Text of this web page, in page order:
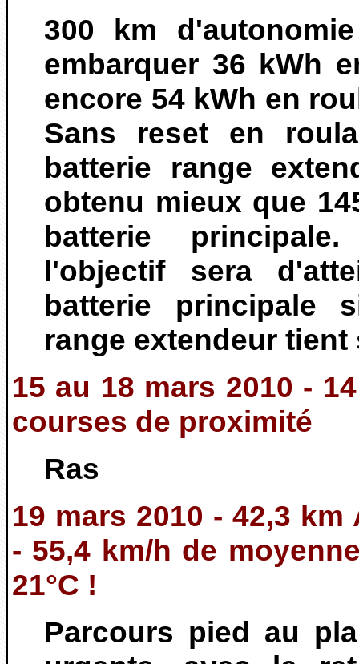
300 km
embarquer 36 kWh
encore 54 kWh en
Sans reset en
batterie range
obtenu mieux que
batterie
l'objectif sera
batterie principale
range extendeur
15 au 18 mars 2010 -
courses de proximité
Ras
19 mars 2010 - 42,3
- 55,4 km/h de
21°C !
Parcours pied au